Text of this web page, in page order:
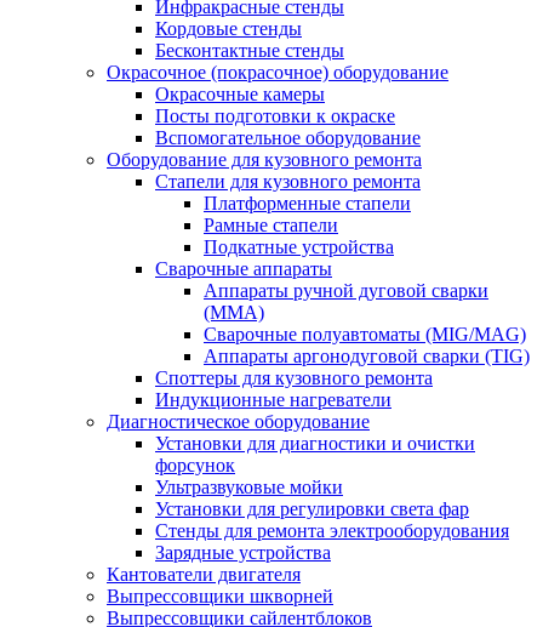
Инфракрасные стенды
Кордовые стенды
Бесконтактные стенды
Окрасочное (покрасочное) оборудование
Окрасочные камеры
Посты подготовки к окраске
Вспомогательное оборудование
Оборудование для кузовного ремонта
Стапели для кузовного ремонта
Платформенные стапели
Рамные стапели
Подкатные устройства
Сварочные аппараты
Аппараты ручной дуговой сварки
(MMA)
Сварочные полуавтоматы (MIG/MAG)
Аппараты аргонодуговой сварки (TIG)
Споттеры для кузовного ремонта
Индукционные нагреватели
Диагностическое оборудование
Установки для диагностики и очистки
форсунок
Ультразвуковые мойки
Установки для регулировки света фар
Стенды для ремонта электрооборудования
Зарядные устройства
Кантователи двигателя
Выпрессовщики шкворней
Выпрессовщики сайлентблоков